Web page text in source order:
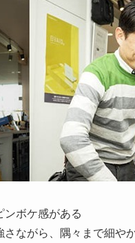
ボケ感がある
ながら、隅々まで細や